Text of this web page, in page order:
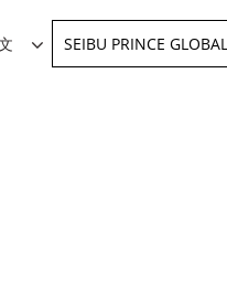
SEIBU PRINCE